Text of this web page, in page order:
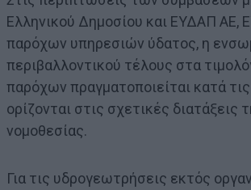
Ελληνικού Δημοσίου και ΕΥΔΑΠ ΑΕ,
παρόχων υπηρεσιών ύδατος, η
περιβαλλοντικού τέλους στα
παρόχων πραγματοποιείται κατά
ορίζονται στις σχετικές διατάξεις
νομοθεσίας.
Για τις υδρογεωτρήσεις εκτός